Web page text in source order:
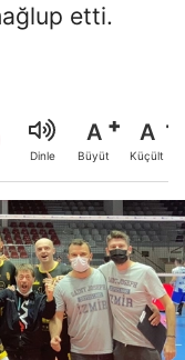
etti.
Dinle
A
Büyüt
A
Küçült